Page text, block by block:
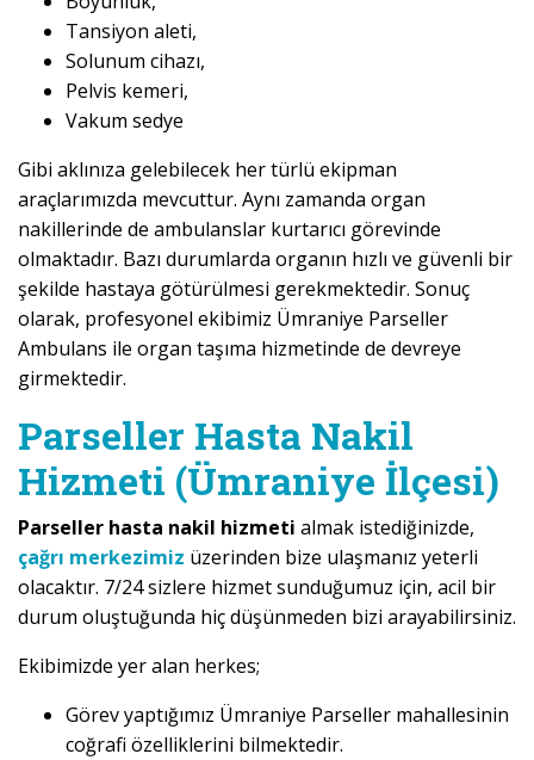
Tansiyon aleti,
Solunum cihazı,
Pelvis kemeri,
Vakum sedye
Gibi aklınıza gelebilecek her türlü ekipman
araçlarımızda mevcuttur. Aynı zamanda organ
nakillerinde de ambulanslar kurtarıcı görevinde
olmaktadır. Bazı durumlarda organın hızlı ve güvenli bir
şekilde hastaya götürülmesi gerekmektedir. Sonuç
olarak, profesyonel ekibimiz Ümraniye Parseller
Ambulans ile organ taşıma hizmetinde de devreye
girmektedir.
Parseller Hasta Nakil
Hizmeti (Ümraniye İlçesi)
Parseller hasta nakil hizmeti almak istediğinizde,
çağrı merkezimiz üzerinden bize ulaşmanız yeterli
olacaktır. 7/24 sizlere hizmet sunduğumuz için, acil bir
durum oluştuğunda hiç düşünmeden bizi arayabilirsiniz.
Ekibimizde yer alan herkes;
Görev yaptığımız Ümraniye Parseller mahallesinin
coğrafi özelliklerini bilmektedir.